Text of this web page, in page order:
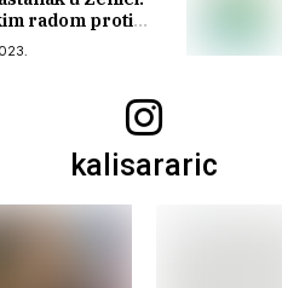
radom protiv
kalisararic